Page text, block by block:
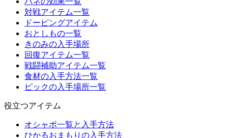
対戦アイテム一覧
ドーピングアイテム
おとしもの一覧
きのみの入手場所
回復アイテム一覧
戦闘補助アイテム一覧
食材の入手方法一覧
ピックの入手場所一覧
役立つアイテム
オシャボ一覧と入手方法
ひかるおまもりの入手方法